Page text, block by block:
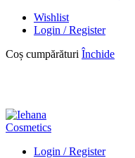
Wishlist
Login / Register
Coș cumpărături Închide
Login / Register